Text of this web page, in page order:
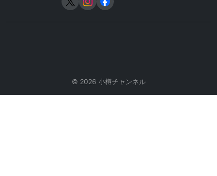
© 2026 小樽チャンネル